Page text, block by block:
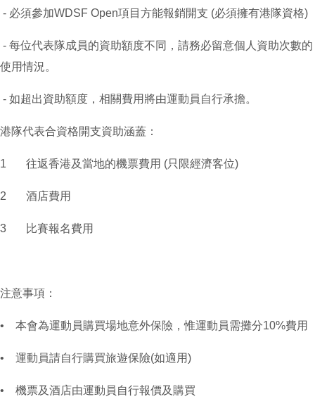
- 必須參加WDSF Open項目方能報銷開支 (必須擁有港隊資格)
- 每位代表隊成員的資助額度不同，請務必留意個人資助次數的
使用情況。
- 如超出資助額度，相關費用將由運動員自行承擔。
港隊代表合資格開支資助涵蓋：
1 往返香港及當地的機票費用 (只限經濟客位)
2 酒店費用
3 比賽報名費用
注意事項：
• 本會為運動員購買場地意外保險，惟運動員需攤分10%費用
• 運動員請自行購買旅遊保險(如適用)
• 機票及酒店由運動員自行報價及購買